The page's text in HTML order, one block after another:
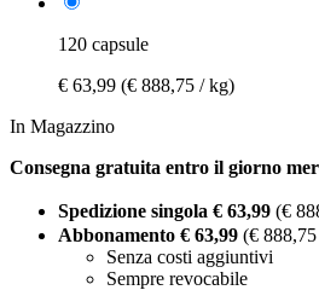
120 capsule
€ 63,99 (€ 888,75 / kg)
In Magazzino
Consegna gratuita entro il giorno
Spedizione singola € 63,99 (€
Abbonamento € 63,99 (€
Senza costi aggiuntivi
Sempre revocabile